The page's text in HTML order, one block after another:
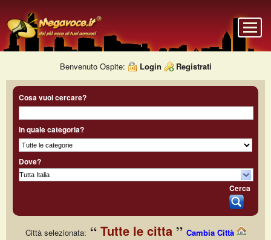
Benvenuto Ospite: Login Registrati
Cosa vuoi cercare?
In quale categoria?
Dove?
Cerca
Città selezionata: Tutte le citta Cambia Città